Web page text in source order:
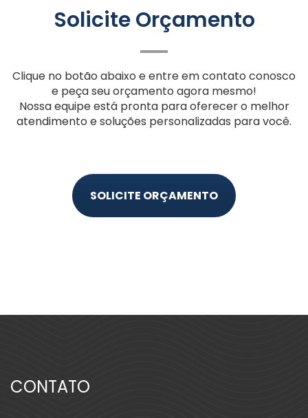
Solicite Orçamento
Clique no botão abaixo e entre em contato conosco
e peça seu orçamento agora mesmo!
Nossa equipe está pronta para oferecer o melhor
atendimento e soluções personalizadas para você.
SOLICITE ORÇAMENTO
CONTATO